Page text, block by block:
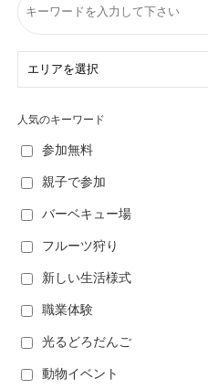
人気のキーワード
参加無料
親子で参加
バーベキュー場
フルーツ狩り
新しい生活様式
職業体験
光るどろだんご
動物イベント